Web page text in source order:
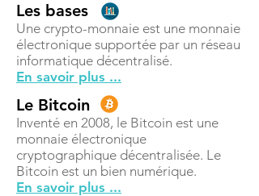
Les bases
Une crypto-monnaie est une monnaie
électronique supportée par un réseau
informatique décentralisé.
En savoir plus ...
Le Bitcoin
Inventé en 2008, le Bitcoin est une
monnaie électronique
cryptographique décentralisée. Le
Bitcoin est un bien numérique.
En savoir plus ...